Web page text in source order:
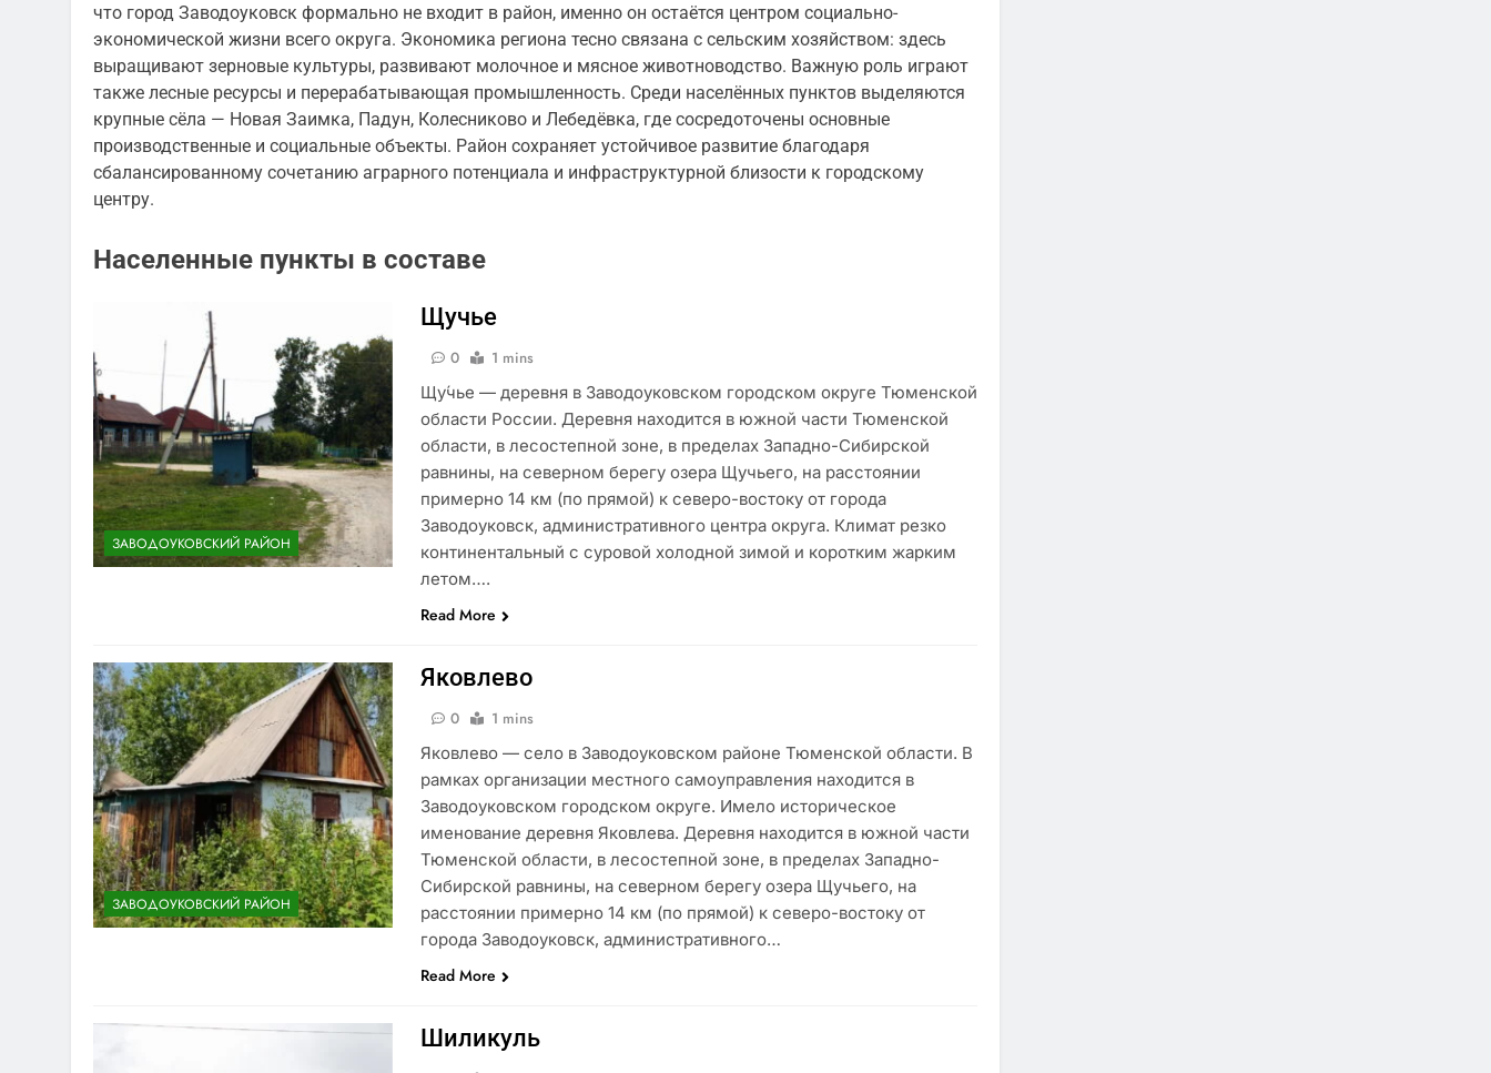
что город Заводоуковск формально не входит в район, именно он остаётся центром социально-
экономической жизни всего округа. Экономика региона тесно связана с сельским хозяйством: здесь
выращивают зерновые культуры, развивают молочное и мясное животноводство. Важную роль играют
также лесные ресурсы и перерабатывающая промышленность. Среди населённых пунктов выделяются
крупные сёла — Новая Заимка, Падун, Колесниково и Лебедёвка, где сосредоточены основные
производственные и социальные объекты. Район сохраняет устойчивое развитие благодаря
сбалансированному сочетанию аграрного потенциала и инфраструктурной близости к городскому
центру.
Населенные пункты в составе
ЗАВОДОУКОВСКИЙ РАЙОН
Щучье
0
1 mins
Щу́чье — деревня в Заводоуковском городском округе Тюменской
области России. Деревня находится в южной части Тюменской
области, в лесостепной зоне, в пределах Западно-Сибирской
равнины, на северном берегу озера Щучьего, на расстоянии
примерно 14 км (по прямой) к северо-востоку от города
Заводоуковск, административного центра округа. Климат резко
континентальный с суровой холодной зимой и коротким жарким
летом….
Read More
ЗАВОДОУКОВСКИЙ РАЙОН
Яковлево
0
1 mins
Яковлево — село в Заводоуковском районе Тюменской области. В
рамках организации местного самоуправления находится в
Заводоуковском городском округе. Имело историческое
именование деревня Яковлева. Деревня находится в южной части
Тюменской области, в лесостепной зоне, в пределах Западно-
Сибирской равнины, на северном берегу озера Щучьего, на
расстоянии примерно 14 км (по прямой) к северо-востоку от
города Заводоуковск, административного…
Read More
Шиликуль